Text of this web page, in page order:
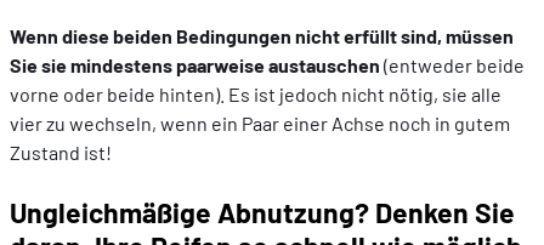
Wenn diese beiden Bedingungen nicht erfüllt sind, müssen
Sie sie mindestens paarweise austauschen (entweder beide
vorne oder beide hinten). Es ist jedoch nicht nötig, sie alle
vier zu wechseln, wenn ein Paar einer Achse noch in gutem
Zustand ist!
Ungleichmäßige Abnutzung? Denken Sie